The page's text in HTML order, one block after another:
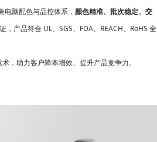
脑配色与品控体系， 颜色精准、批次稳定、交
产品符合 UL、SGS、FDA、REACH、RoHS 全
，助力客户降本增效、提升产品竞争力。